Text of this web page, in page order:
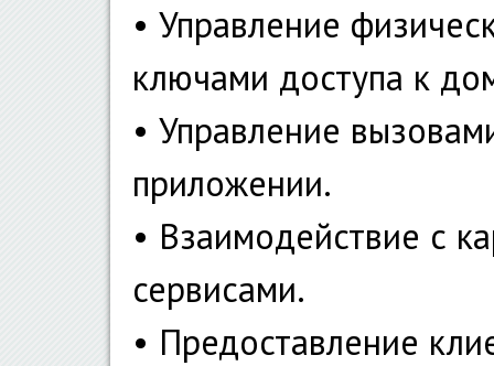
• Управление
ключами доступа к
• Управление
приложении.
• Взаимодействие с
сервисами.
• Предоставление